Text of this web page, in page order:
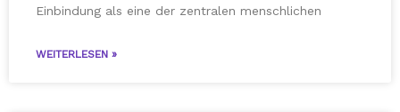
Einbindung als eine der zentralen menschlichen
WEITERLESEN »